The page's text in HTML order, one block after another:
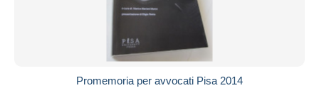
Promemoria per avvocati Pisa 2014